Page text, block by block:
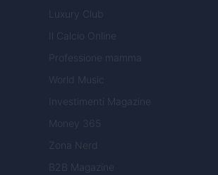
Luxury Club
Il Calcio Online
Professione mamma
World Music
Investimenti Magazine
Money 365
Zona Nerd
B2B Magazine